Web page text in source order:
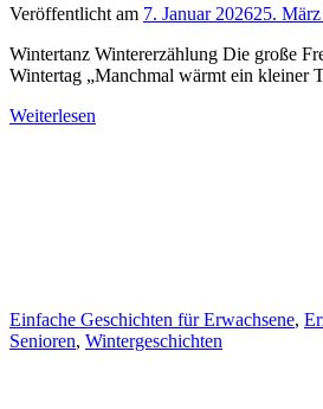
Veröffentlicht am 7. Januar 202625.
Wintertanz Wintererzählung Die große
Wintertag „Manchmal wärmt ein kleiner
Weiterlesen
Einfache Geschichten für Erwachsene,
Senioren, Wintergeschichten